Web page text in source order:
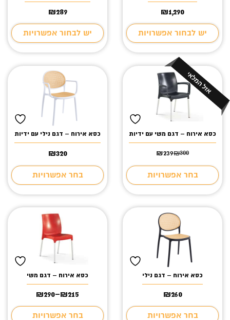
₪1,290
יש לבחור אפשרויות
₪289
יש לבחור אפשרויות
כסא אירוח – דגם משי עם ידיות
₪300
המחיר
המקורי
היה:
₪300.
₪239
המחיר
הנוכחי
הוא:
₪239.
בחר אפשרויות
כסא אירוח – דגם נילי עם ידיות
₪320
בחר אפשרויות
כסא אירוח – דגם נילי
₪260
בחר אפשרויות
כסא אירוח – דגם משי
₪215
–
₪290
טווח
מחירים:
⁦₪215⁩
בחר אפשרויות